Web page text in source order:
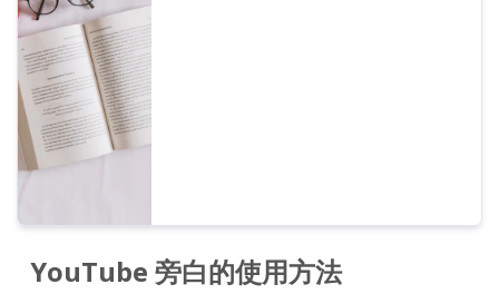
YouTube 旁白的使用方法